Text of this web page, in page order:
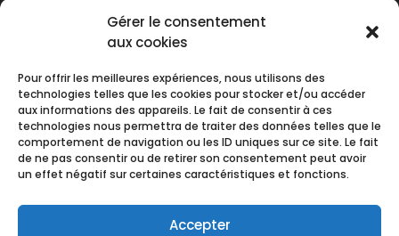
Gérer le consentement
aux cookies
Pour offrir les meilleures expériences, nous utilisons des
technologies telles que les cookies pour stocker et/ou accéder
aux informations des appareils. Le fait de consentir à ces
technologies nous permettra de traiter des données telles que le
comportement de navigation ou les ID uniques sur ce site. Le fait
de ne pas consentir ou de retirer son consentement peut avoir
un effet négatif sur certaines caractéristiques et fonctions.
Accepter
Peinture de façade à Colomiers
Peinture de façade à Léguevin
Peinture de façade à Cornebarrieu
Peinture de façade à Plaisance-du-Touch
Revêtements sols et murs à Colomiers
Revêtements sols et murs à Léguevin
Revêtements sols et murs à Cornebarrieu
Revêtements sols et murs à Plaisance-du-Touch
Revêtements sols et murs à Fonsorbes